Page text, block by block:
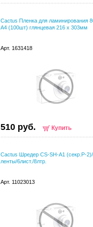
Cactus Пленка для ламинирования
A4 (100шт) глянцевая 216 x 303мм
Арт. 1631418
510 руб. Купить
Cactus Шредер CS-SH-A1 (секр.Р-2)/
ленты/6лист./8лтр.
Арт. 11023013